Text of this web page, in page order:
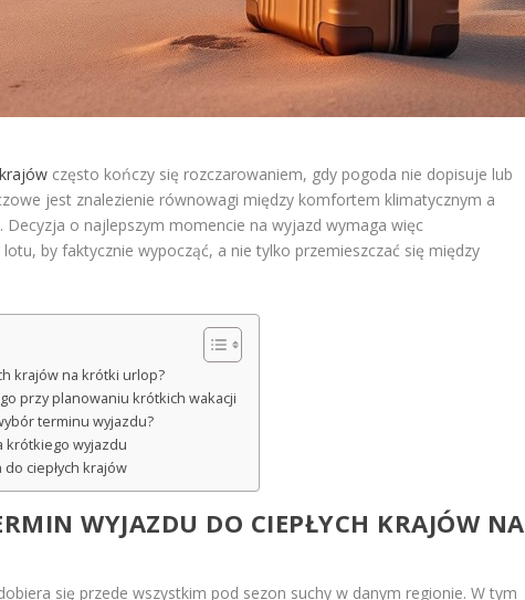
często kończy się rozczarowaniem, gdy pogoda nie dopisuje lub
jest znalezienie równowagi między komfortem klimatycznym a
o najlepszym momencie na wyjazd wymaga więc
by faktycznie wypocząć, a nie tylko przemieszczać się między
krajów na krótki urlop?
przy planowaniu krótkich wakacji
terminu wyjazdu?
krótkiego wyjazdu
ciepłych krajów
WYJAZDU DO CIEPŁYCH KRAJÓWNA
się przede wszystkim pod sezon suchy w danym regionie. W tym